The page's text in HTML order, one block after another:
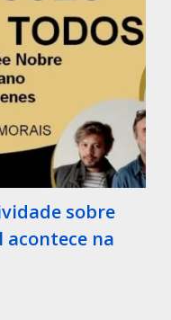
sobre
na